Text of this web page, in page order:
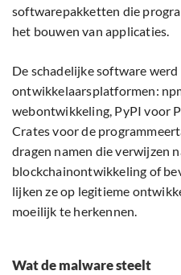
softwarepakketten die
het bouwen van applicaties.
De schadelijke software
ontwikkelaarsplatformen:
webontwikkeling, PyPI voor
Crates voor de
dragen namen die verwijzen
blockchainontwikkeling of
lijken ze op legitieme
moeilijk te herkennen.
Wat de malware steelt